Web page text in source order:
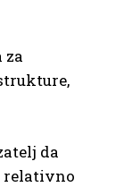
za
da
relativno